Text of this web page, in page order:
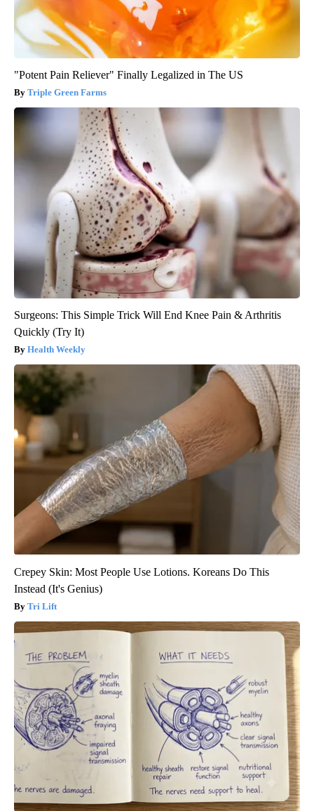
"Potent Pain Reliever" Finally Legalized in The US
Triple Green Farms
Surgeons: This Simple Trick Will End Knee Pain & Arthritis
Quickly (Try It)
Health Weekly
Crepey Skin: Most People Use Lotions. Koreans Do This
Instead (It's Genius)
Tri Lift